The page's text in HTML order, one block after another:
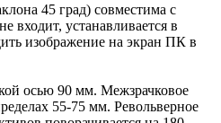
45 град) совместима с
входит, устанавливается в
изображение на экран ПК в
осью 90 мм. Межзрачковое
55-75 мм. Револьверное